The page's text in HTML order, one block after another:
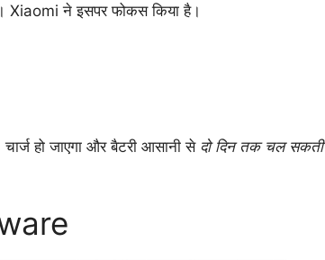
Xiaomi ने इसपर फोकस किया है।
हो जाएगा और बैटरी आसानी से दो दिन तक चल सकती